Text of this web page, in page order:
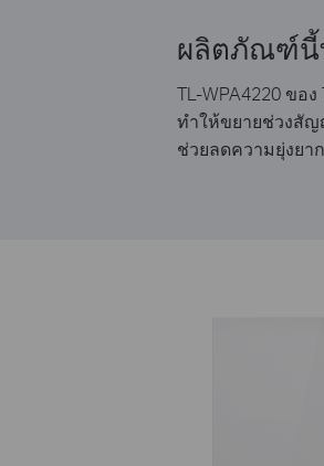
ผลิตภัณฑ์นี้
TL-WPA4220 ข
ทำให้ขยายช่วงสัญ
ช่วยลดความยุ่งยา